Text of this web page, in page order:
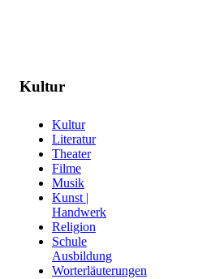
Kultur
Kultur
Literatur
Theater
Filme
Musik
Kunst |
Handwerk
Religion
Schule
Ausbildung
Worterläuterungen